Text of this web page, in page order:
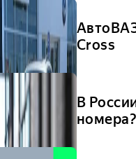
Cross
В